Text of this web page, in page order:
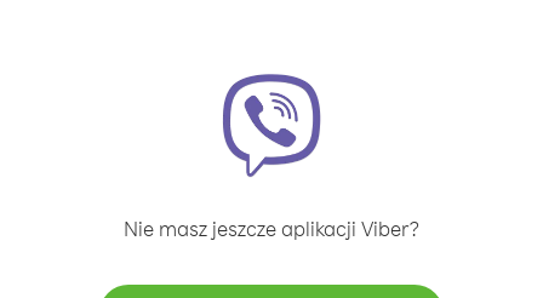
Nie masz jeszcze aplikacji Viber?